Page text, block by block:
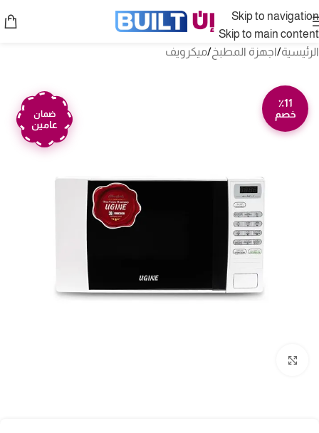
Skip to navigation
Skip to main content
الرئيسية/اجهزة المطبخ/ميكرويف
٪11
خصم
ضمان
عامين